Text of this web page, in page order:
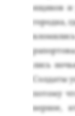
ящи­ков и
го­род­ка,
лись
Сол­да­ты
по­тому
вер­ное,